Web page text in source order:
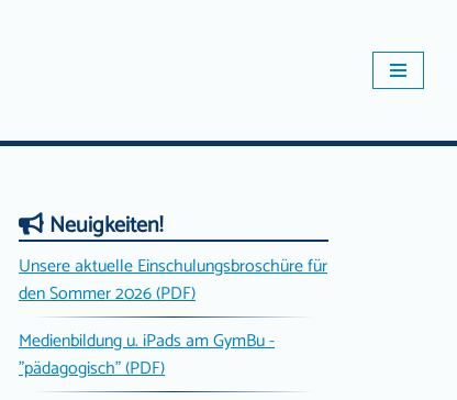
Neuigkeiten!
Unsere aktuelle Einschulungsbroschüre für
den Sommer 2026 (PDF)
Medienbildung u. iPads am GymBu -
"pädagogisch" (PDF)